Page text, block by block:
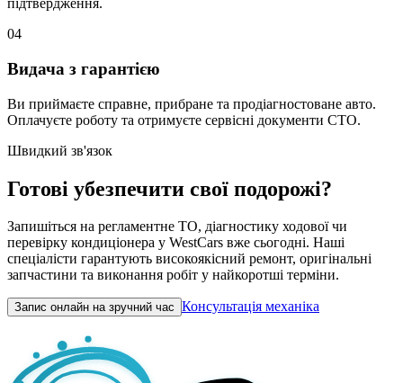
підтвердження.
04
Видача з гарантією
Ви приймаєте справне, прибране та продіагностоване авто.
Оплачуєте роботу та отримуєте сервісні документи СТО.
Швидкий зв'язок
Готові убезпечити свої подорожі?
Запишіться на регламентне ТО, діагностику ходової чи
перевірку кондиціонера у WestCars вже сьогодні. Наші
спеціалісти гарантують високоякісний ремонт, оригінальні
запчастини та виконання робіт у найкоротші терміни.
Запис онлайн на зручний час Консультація механіка